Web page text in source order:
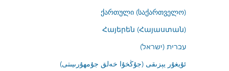
ქართული (საქართველო)
Հայերեն (Հայաստան)
עברית (ישראל)
ئۇيغۇر يېزىقى (جۇڭخۇا خەلق جۇمھۇرىيىتى)